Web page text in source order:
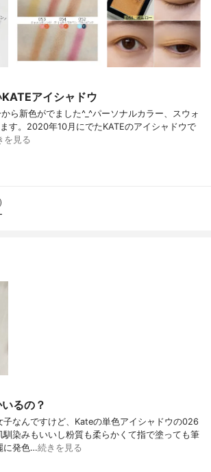
アイシャドウ
ら新色がでました^_^パーソナルカラー、スウォ
す。2020年10月にでたKATEのアイシャドウで
を見る
るの？
子なんですけど、Kateの単色アイシャドウの026
馴染みもいいし粉質も柔らかくて指で塗っても筆
に発色…続きを見る